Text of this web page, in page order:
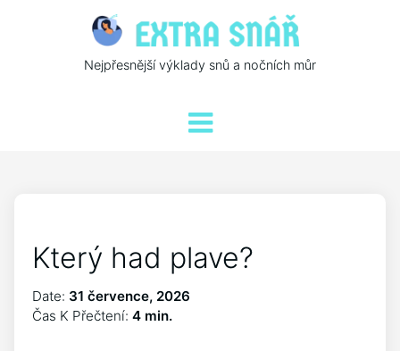
Nejpřesnější výklady snů a nočních můr
Který had plave?
Date: 31 července, 2026
Čas K Přečtení: 4 min.